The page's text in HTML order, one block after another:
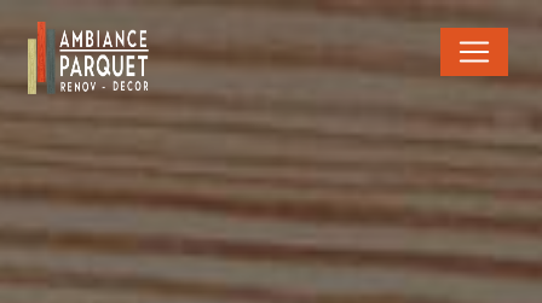
Panneau de gestion des cookies